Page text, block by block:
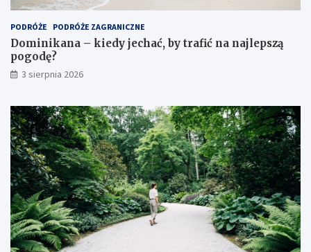
PODRÓŻE PODRÓŻE ZAGRANICZNE
Dominikana – kiedy jechać, by trafić na najlepszą
pogodę?
3 sierpnia 2026